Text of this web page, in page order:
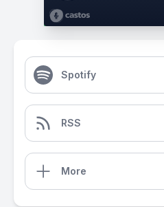
Spotify
RSS
More